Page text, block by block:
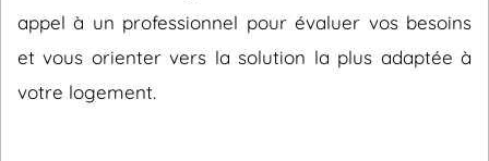
appel à un professionnel pour évaluer vos besoins
et vous orienter vers la solution la plus adaptée à
votre logement.